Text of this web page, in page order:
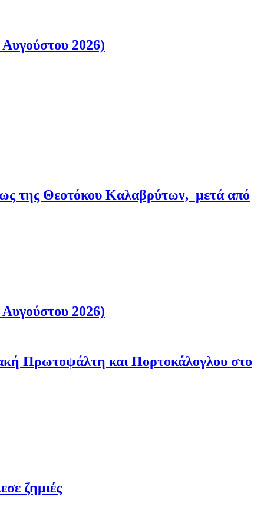
2026)
της Θεοτόκου Καλαβρύτων, μετά από
2026)
Πρωτοψάλτη και Πορτοκάλογλου στο
ζημιές